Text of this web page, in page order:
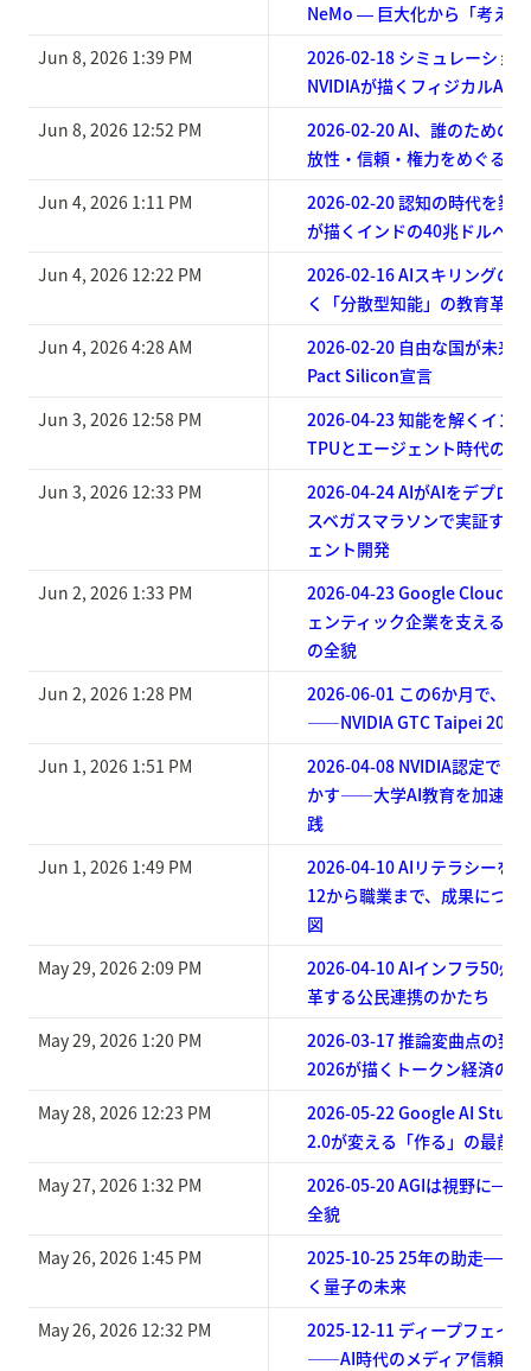
NeMo ― 巨大化から「考える
Jun 8, 2026 1:39 PM
2026-02-18 シミュレーショ
NVIDIAが描くフィジカルAIの
Jun 8, 2026 12:52 PM
2026-02-20 AI、誰のための
放性・信頼・権力をめぐる対
Jun 4, 2026 1:11 PM
2026-02-20 認知の時代を築
が描くインドの40兆ドルへの
Jun 4, 2026 12:22 PM
2026-02-16 AIスキリングの
く「分散型知能」の教育革命
Jun 4, 2026 4:28 AM
2026-02-20 自由な国が未来
Pact Silicon宣言
Jun 3, 2026 12:58 PM
2026-04-23 知能を解くイン
TPUとエージェント時代の設
Jun 3, 2026 12:33 PM
2026-04-24 AIがAIをデプロ
スベガスマラソンで実証す
ェント開発
Jun 2, 2026 1:33 PM
2026-04-23 Google Cloud
ェンティック企業を支える5
の全貌
Jun 2, 2026 1:28 PM
2026-06-01 この6か月で、す
——NVIDIA GTC Taipei 2026
Jun 1, 2026 1:51 PM
2026-04-08 NVIDIA認定で学
かす——大学AI教育を加速さ
践
Jun 1, 2026 1:49 PM
2026-04-10 AIリテラシーを
12から職業まで、成果につな
図
May 29, 2026 2:09 PM
2026-04-10 AIインフラ50州
革する公民連携のかたち
May 29, 2026 1:20 PM
2026-03-17 推論変曲点の到
2026が描くトークン経済の
May 28, 2026 12:23 PM
2026-05-22 Google AI
2.0が変える「作る」の最前線
May 27, 2026 1:32 PM
2026-05-20 AGIは視野に
全貌
May 26, 2026 1:45 PM
2025-10-25 25年の助走──オ
く量子の未来
May 26, 2026 12:32 PM
2025-12-11 ディープフェイ
——AI時代のメディア信頼を